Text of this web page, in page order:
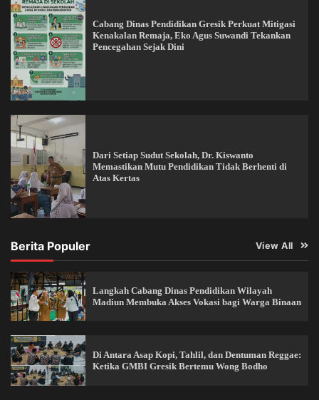
Cabang Dinas Pendidikan Gresik Perkuat Mitigasi
Kenakalan Remaja, Eko Agus Suwandi Tekankan
Pencegahan Sejak Dini
Dari Setiap Sudut Sekolah, Dr. Kiswanto
Memastikan Mutu Pendidikan Tidak Berhenti di
Atas Kertas
Berita Populer View All
Langkah Cabang Dinas Pendidikan Wilayah
Madiun Membuka Akses Vokasi bagi Warga Binaan
Di Antara Asap Kopi, Tahlil, dan Dentuman Reggae:
Ketika GMBI Gresik Bertemu Wong Bodho